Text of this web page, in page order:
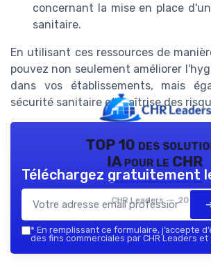
concernant la mise en place
sanitaire.
En utilisant ces ressources de
pouvez non seulement améliorer
dans vos établissements, mais
sécurité sanitaire et maîtrise des
TOP 10 des
IA pour le CHR
CHR Leaders — 2026
Téléchargez gratuitement
* En remplissant ce formulaire, j’accepte
des fins commerciales par CHR Leaders et